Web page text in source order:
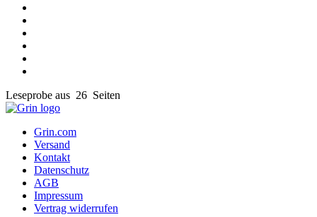
Leseprobe aus 26 Seiten
Grin.com
Versand
Kontakt
Datenschutz
AGB
Impressum
Vertrag widerrufen